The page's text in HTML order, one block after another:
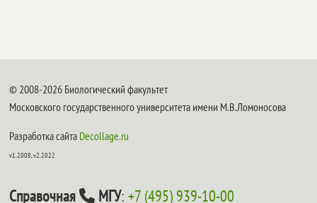
© 2008-2026 Биологический факультет
Московского государственного университета имени М.В.Ломоносова
Разработка сайта Decollage.ru
v1.2008, v2.2022
Справочная МГУ:+7 (495) 939-10-00